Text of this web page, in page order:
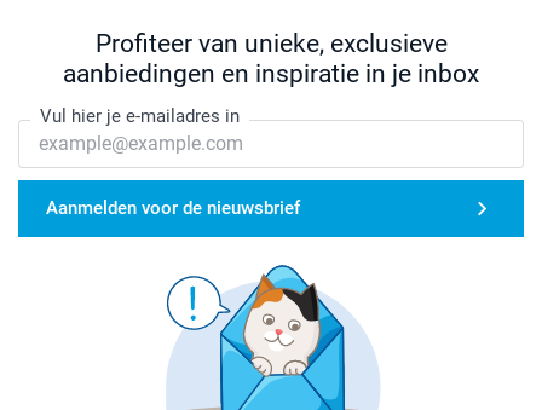
Profiteer van unieke, exclusieve
aanbiedingen en inspiratie in je inbox
Vul hier je e-mailadres in
Aanmelden voor de nieuwsbrief